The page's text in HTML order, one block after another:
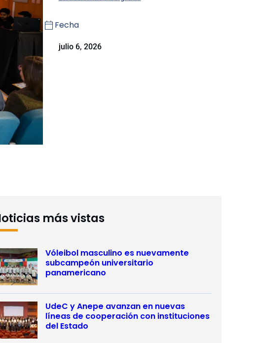
Fecha
julio 6, 2026
más vistas
Vóleibol masculino es nuevamente
subcampeón universitario
panamericano
UdeC y Anepe avanzan en nuevas
líneas de cooperación con instituciones
del Estado